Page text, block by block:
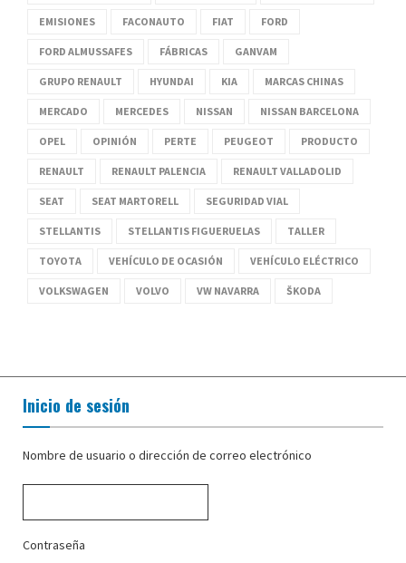
EMISIONES FACONAUTO FIAT FORD
FORD ALMUSSAFES FÁBRICAS GANVAM
GRUPO RENAULT HYUNDAI KIA MARCAS CHINAS
MERCADO MERCEDES NISSAN NISSAN BARCELONA
OPEL OPINIÓN PERTE PEUGEOT PRODUCTO
RENAULT RENAULT PALENCIA RENAULT VALLADOLID
SEAT SEAT MARTORELL SEGURIDAD VIAL
STELLANTIS STELLANTIS FIGUERUELAS TALLER
TOYOTA VEHÍCULO DE OCASIÓN VEHÍCULO ELÉCTRICO
VOLKSWAGEN VOLVO VW NAVARRA ŠKODA
Inicio de sesión
Nombre de usuario o dirección de correo electrónico
Contraseña